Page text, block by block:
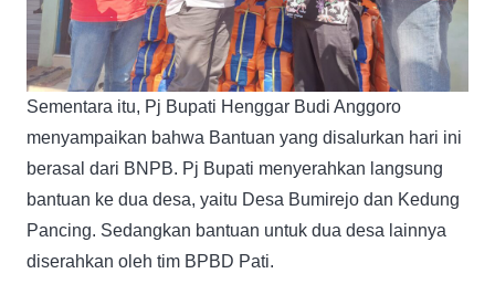
Sementara itu, Pj Bupati Henggar Budi Anggoro
menyampaikan bahwa Bantuan yang disalurkan hari ini
berasal dari BNPB. Pj Bupati menyerahkan langsung
bantuan ke dua desa, yaitu Desa Bumirejo dan Kedung
Pancing. Sedangkan bantuan untuk dua desa lainnya
diserahkan oleh tim BPBD Pati.